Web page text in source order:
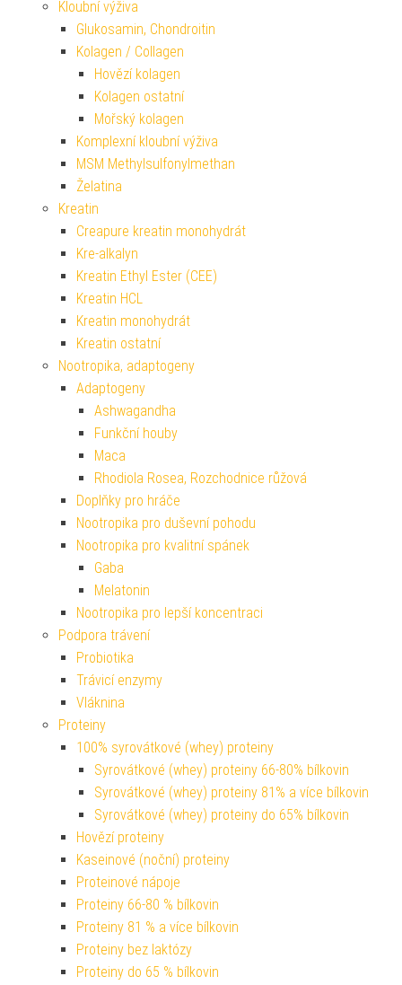
Kloubní výživa
Glukosamin, Chondroitin
Kolagen / Collagen
Hovězí kolagen
Kolagen ostatní
Mořský kolagen
Komplexní kloubní výživa
MSM Methylsulfonylmethan
Želatina
Kreatin
Creapure kreatin monohydrát
Kre-alkalyn
Kreatin Ethyl Ester (CEE)
Kreatin HCL
Kreatin monohydrát
Kreatin ostatní
Nootropika, adaptogeny
Adaptogeny
Ashwagandha
Funkční houby
Maca
Rhodiola Rosea, Rozchodnice růžová
Doplňky pro hráče
Nootropika pro duševní pohodu
Nootropika pro kvalitní spánek
Gaba
Melatonin
Nootropika pro lepší koncentraci
Podpora trávení
Probiotika
Trávicí enzymy
Vláknina
Proteiny
100% syrovátkové (whey) proteiny
Syrovátkové (whey) proteiny 66-80% bílkovin
Syrovátkové (whey) proteiny 81% a více bílkovin
Syrovátkové (whey) proteiny do 65% bílkovin
Hovězí proteiny
Kaseinové (noční) proteiny
Proteinové nápoje
Proteiny 66-80 % bílkovin
Proteiny 81 % a více bílkovin
Proteiny bez laktózy
Proteiny do 65 % bílkovin